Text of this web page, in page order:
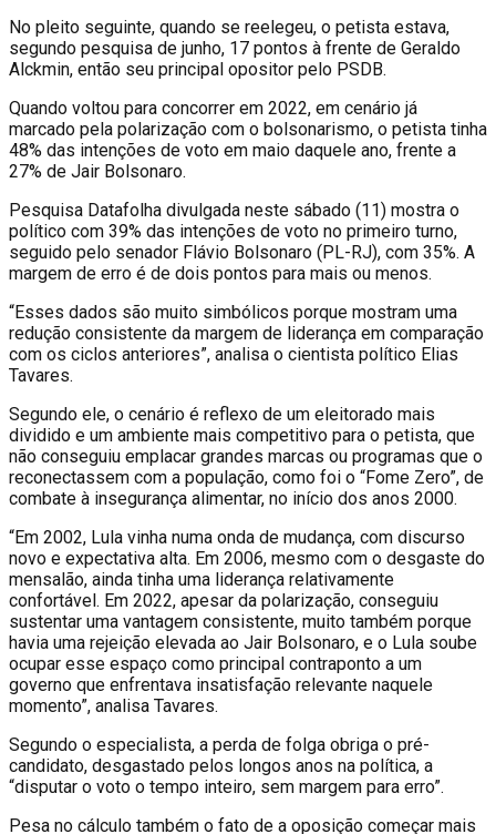
No pleito seguinte, quando se reelegeu, o petista estava,
segundo pesquisa de junho, 17 pontos à frente de Geraldo
Alckmin, então seu principal opositor pelo PSDB.
Quando voltou para concorrer em 2022, em cenário já
marcado pela polarização com o bolsonarismo, o petista tinha
48% das intenções de voto em maio daquele ano, frente a
27% de Jair Bolsonaro.
Pesquisa Datafolha divulgada neste sábado (11) mostra o
político com 39% das intenções de voto no primeiro turno,
seguido pelo senador Flávio Bolsonaro (PL-RJ), com 35%. A
margem de erro é de dois pontos para mais ou menos.
“Esses dados são muito simbólicos porque mostram uma
redução consistente da margem de liderança em comparação
com os ciclos anteriores”, analisa o cientista político Elias
Tavares.
Segundo ele, o cenário é reflexo de um eleitorado mais
dividido e um ambiente mais competitivo para o petista, que
não conseguiu emplacar grandes marcas ou programas que o
reconectassem com a população, como foi o “Fome Zero”, de
combate à insegurança alimentar, no início dos anos 2000.
“Em 2002, Lula vinha numa onda de mudança, com discurso
novo e expectativa alta. Em 2006, mesmo com o desgaste do
mensalão, ainda tinha uma liderança relativamente
confortável. Em 2022, apesar da polarização, conseguiu
sustentar uma vantagem consistente, muito também porque
havia uma rejeição elevada ao Jair Bolsonaro, e o Lula soube
ocupar esse espaço como principal contraponto a um
governo que enfrentava insatisfação relevante naquele
momento”, analisa Tavares.
Segundo o especialista, a perda de folga obriga o pré-
candidato, desgastado pelos longos anos na política, a
“disputar o voto o tempo inteiro, sem margem para erro”.
Pesa no cálculo também o fato de a oposição começar mais